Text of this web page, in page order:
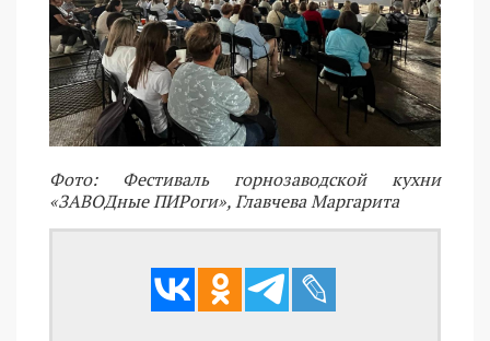
Фото: Фестиваль горнозаводской кухни
«ЗАВОДные ПИРоги», Главчева Маргарита